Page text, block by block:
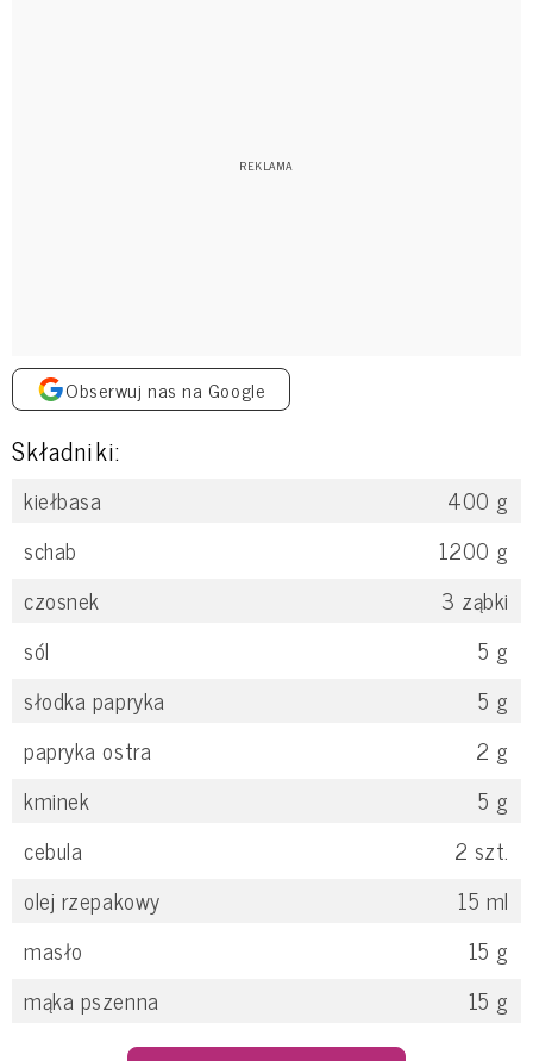
Obserwuj nas na Google
Składniki:
kiełbasa 400 g
schab
1200 g
czosnek
3 ząbki
sól
5 g
słodka papryka
5 g
papryka ostra
2 g
kminek
5 g
cebula
2 szt.
olej rzepakowy
15 ml
masło
15 g
mąka pszenna
15 g